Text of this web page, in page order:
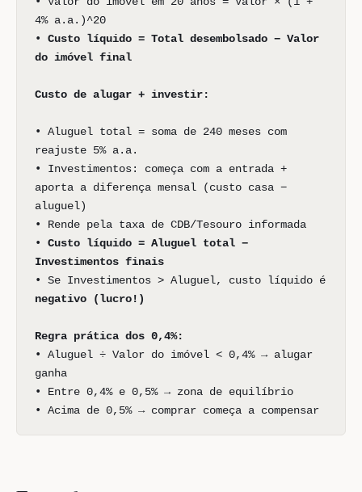
4% a.a.)^20
• Custo líquido = Total desembolsado − Valor
do imóvel final
Custo de alugar + investir:
• Aluguel total = soma de 240 meses com
reajuste 5% a.a.
• Investimentos: começa com a entrada +
aporta a diferença mensal (custo casa −
aluguel)
• Rende pela taxa de CDB/Tesouro informada
• Custo líquido = Aluguel total −
Investimentos finais
• Se Investimentos > Aluguel, custo líquido é
negativo (lucro!)
Regra prática dos 0,4%:
• Aluguel ÷ Valor do imóvel < 0,4% → alugar
ganha
• Entre 0,4% e 0,5% → zona de equilíbrio
• Acima de 0,5% → comprar começa a compensar